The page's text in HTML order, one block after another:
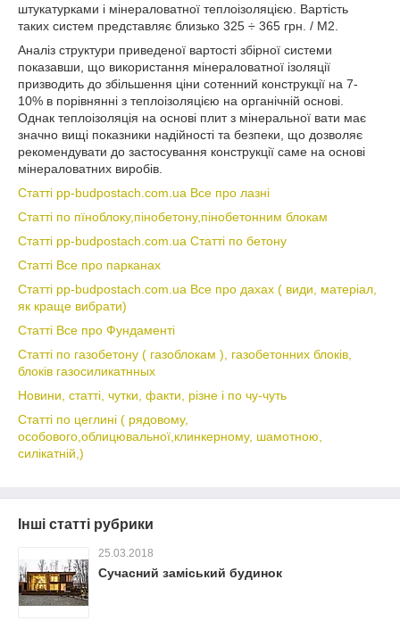
штукатурками і мінераловатної теплоізоляцією. Вартість
таких систем представляє близько 325 ÷ 365 грн. / М2.
Аналіз структури приведеної вартості збірної системи
показавши, що використання мінераловатної ізоляції
призводить до збільшення ціни сотенний конструкції на 7-
10% в порівнянні з теплоізоляцією на органічній основі.
Однак теплоізоляція на основі плит з мінеральної вати має
значно вищі показники надійності та безпеки, що дозволяє
рекомендувати до застосування конструкції саме на основі
мінераловатних виробів.
Статті pp-budpostach.com.ua Все про лазні
Статті по пїноблоку,пінобетону,пінобетонним блокам
Статті pp-budpostach.com.ua Статті по бетону
Статті Все про парканах
Статті pp-budpostach.com.ua Все про дахах ( види, матеріал,
як краще вибрати)
Статті Все про Фундаменті
Статті по газобетону ( газоблокам ), газобетонних блоків,
блоків газосиликатнных
Новини, статті, чутки, факти, різне і по чу-чуть
Статті по цеглині ( рядовому,
особового,облицювальної,клинкерному, шамотною,
силікатній,)
Інші статті рубрики
25.03.2018
Сучасний заміський будинок